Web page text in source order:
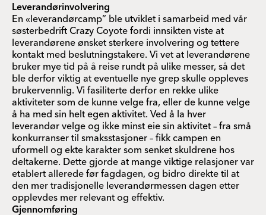
Leverandørinvolvering
En «leverandørcamp” ble utviklet i samarbeid med vår
søsterbedrift Crazy Coyote fordi innsikten viste at
leverandørene ønsket sterkere involvering og tettere
kontakt med beslutningstakere. Vi vet at leverandørene
bruker mye tid på å reise rundt på ulike messer, så det
ble derfor viktig at eventuelle nye grep skulle oppleves
brukervennlig. Vi fasiliterte derfor en rekke ulike
aktiviteter som de kunne velge fra, eller de kunne velge
å ha med sin helt egen aktivitet. Ved å la hver
leverandør velge og ikke minst eie sin aktivitet – fra små
konkurranser til smaksstasjoner – fikk campen en
uformell og ekte karakter som senket skuldrene hos
deltakerne. Dette gjorde at mange viktige relasjoner var
etablert allerede før fagdagen, og bidro direkte til at
den mer tradisjonelle leverandørmessen dagen etter
opplevdes mer relevant og effektiv.
Gjennomføring